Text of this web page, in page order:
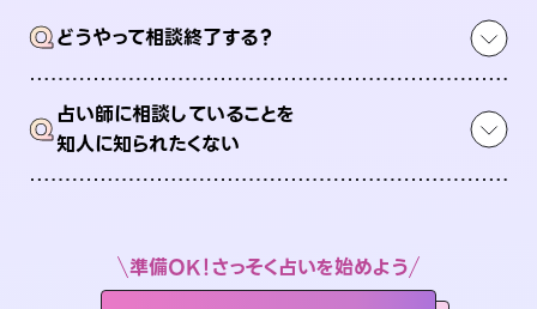
Qどうやって相談終了する？
Q占い師に相談していることを
知人に知られたくない
準備OK！さっそく占いを始めよう